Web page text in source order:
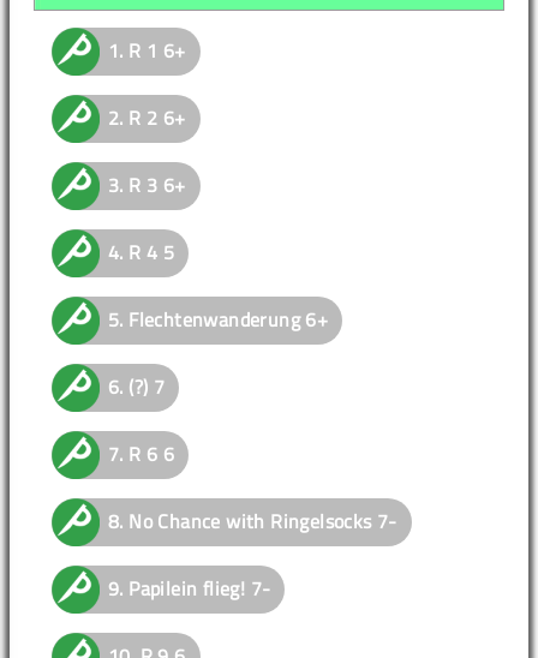
1. R 1 6+
2. R 2 6+
3. R 3 6+
4. R 4 5
5. Flechtenwanderung6+
6. (?) 7
7. R 6 6
8. No Chance with Ringelsocks7-
9. Papilein flieg! 7-